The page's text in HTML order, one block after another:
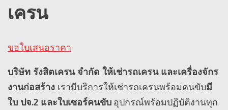
เครน
ขอใบเสนอราคา
บริษัท รังสิตเครน จำกัด ให้เช่ารถเครน และเครื่องจักร
งานก่อสร้าง เรามีบริการให้เช่ารถเครนพร้อมคนขับมี
ใบ ปจ.2 และใบเซอร์คนขับ อุปกรณ์พร้อมปฏิบัติงานทุก